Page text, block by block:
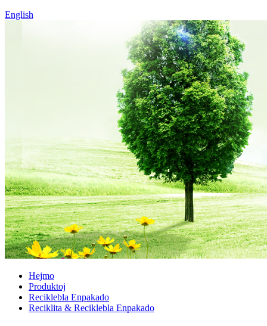
English
Hejmo
Produktoj
Reciklebla Enpakado
Reciklita & Reciklebla Enpakado